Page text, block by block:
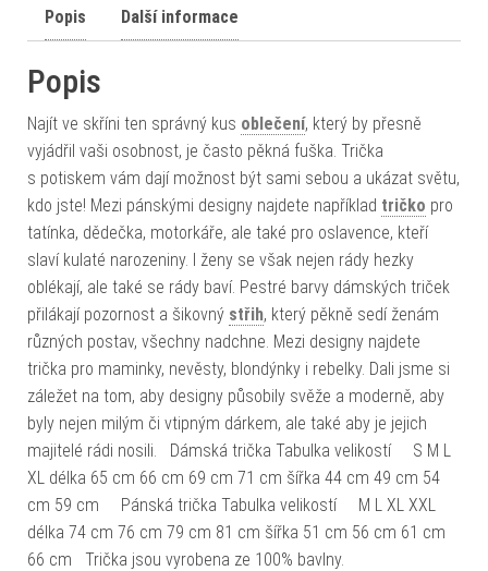
Popis Další informace
Popis
Najít ve skříni ten správný kus oblečení, který by přesně
vyjádřil vaši osobnost, je často pěkná fuška. Trička
s potiskem vám dají možnost být sami sebou a ukázat světu,
kdo jste! Mezi pánskými designy najdete například tričko pro
tatínka, dědečka, motorkáře, ale také pro oslavence, kteří
slaví kulaté narozeniny. I ženy se však nejen rády hezky
oblékají, ale také se rády baví. Pestré barvy dámských triček
přilákají pozornost a šikovný střih, který pěkně sedí ženám
různých postav, všechny nadchne. Mezi designy najdete
trička pro maminky, nevěsty, blondýnky i rebelky. Dali jsme si
záležet na tom, aby designy působily svěže a moderně, aby
byly nejen milým či vtipným dárkem, ale také aby je jejich
majitelé rádi nosili. Dámská trička Tabulka velikostí S M L
XL délka 65 cm 66 cm 69 cm 71 cm šířka 44 cm 49 cm 54
cm 59 cm Pánská trička Tabulka velikostí M L XL XXL
délka 74 cm 76 cm 79 cm 81 cm šířka 51 cm 56 cm 61 cm
66 cm Trička jsou vyrobena ze 100% bavlny.